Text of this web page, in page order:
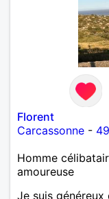
Florent
Carcassonne -
Homme
amoureuse
Je suis